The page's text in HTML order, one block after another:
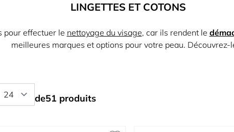
LINGETTES ET COTONS
pour effectuer le nettoyage du visage, car ils rendent le
meilleures marques et options pour votre peau. Découvrez-
de51 produits